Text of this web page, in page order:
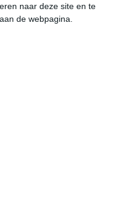
naar deze site en te
de webpagina.
03:00 06:00